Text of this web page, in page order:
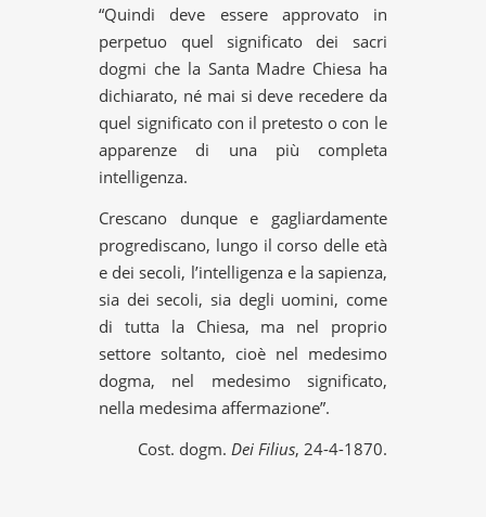
“Quindi deve essere approvato in
perpetuo quel significato dei sacri
dogmi che la Santa Madre Chiesa ha
dichiarato, né mai si deve recedere da
quel significato con il pretesto o con le
apparenze di una più completa
intelligenza.
Crescano dunque e gagliardamente
progrediscano, lungo il corso delle età
e dei secoli, l’intelligenza e la sapienza,
sia dei secoli, sia degli uomini, come
di tutta la Chiesa, ma nel proprio
settore soltanto, cioè nel medesimo
dogma, nel medesimo significato,
nella medesima affermazione”.
Cost. dogm. Dei Filius, 24-4-1870.